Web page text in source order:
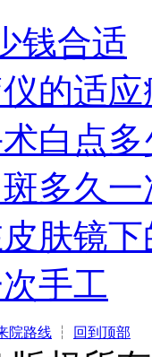
钱合适
的适应
白点多
多久
肤镜
手工
院路线 ┆ 回到顶部